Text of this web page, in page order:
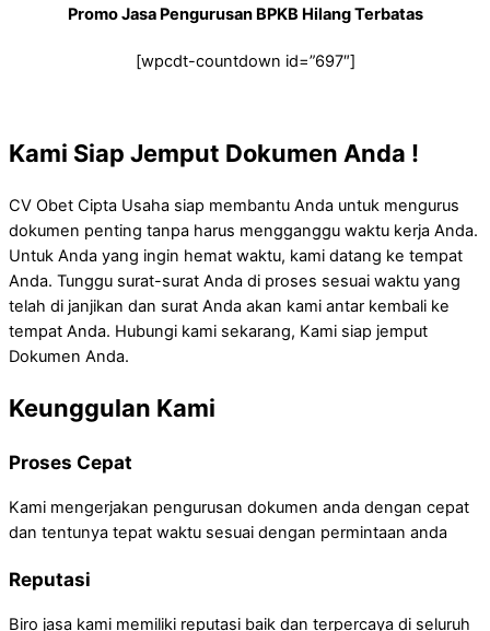
Promo Jasa Pengurusan BPKB Hilang Terbatas
[wpcdt-countdown id=”697″]
Kami Siap Jemput Dokumen Anda !
CV Obet Cipta Usaha siap membantu Anda untuk mengurus
dokumen penting tanpa harus mengganggu waktu kerja Anda.
Untuk Anda yang ingin hemat waktu, kami datang ke tempat
Anda. Tunggu surat-surat Anda di proses sesuai waktu yang
telah di janjikan dan surat Anda akan kami antar kembali ke
tempat Anda. Hubungi kami sekarang, Kami siap jemput
Dokumen Anda.
Keunggulan Kami
Proses Cepat
Kami mengerjakan pengurusan dokumen anda dengan cepat
dan tentunya tepat waktu sesuai dengan permintaan anda
Reputasi
Biro jasa kami memiliki reputasi baik dan terpercaya di seluruh